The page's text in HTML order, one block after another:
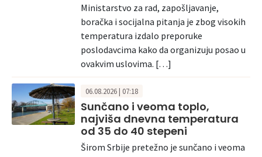
Ministarstvo za rad, zapošljavanje,
boračka i socijalna pitanja je zbog visokih
temperatura izdalo preporuke
poslodavcima kako da organizuju posao u
ovakvim uslovima. […]
06.08.2026 | 07:18
Sunčano i veoma toplo,
najviša dnevna temperatura
od 35 do 40 stepeni
Širom Srbije pretežno je sunčano i veoma